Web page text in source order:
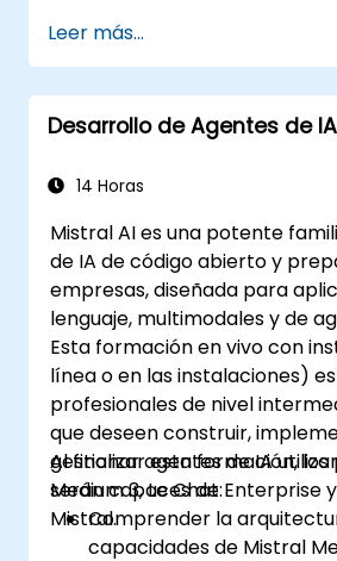
Leer más...
Desarrollo de Agentes de
14 Horas
Mistral AI es una potente
de IA de código abierto y
empresas, diseñada para
lenguaje, multimodales y de
Esta formación en vivo con
línea o en las instalaciones)
profesionales de nivel
que deseen construir,
gestionar agentes de IA
Medium 3, Le Chat Enterprise
Mistral.
Al finalizar esta formación,
serán capaces de:
Comprender la
capacidades de Mistral